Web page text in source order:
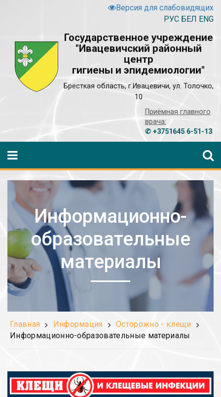
Версия для слабовидящих
РУС БЕЛ ENG
Государственное учреждение
"Ивацевичский районный
центр
гигиены и эпидемиологии"
Бресткая область, г.Ивацевичи, ул. Толочко,
10
Приёмная главного
врача:
✆ +3751645 6-51-13
Информационно-
образовательные
материалы
Главная Информация
Осторожно - клещи
Информационно-образовательные материалы